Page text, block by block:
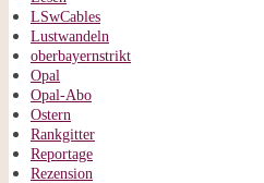
LSwCables
Lustwandeln
oberbayernstrikt
Opal
Opal-Abo
Ostern
Rankgitter
Reportage
Rezension